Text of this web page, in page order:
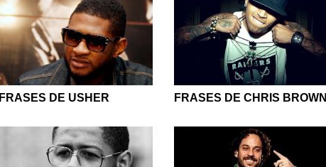
FRASES DE USHER FRASES DE CHRIS BROWN